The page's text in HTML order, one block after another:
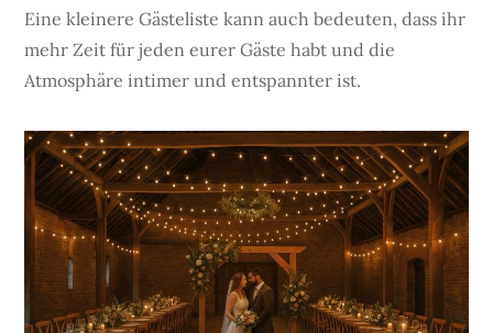
Eine kleinere Gästeliste kann auch bedeuten, dass ihr
mehr Zeit für jeden eurer Gäste habt und die
Atmosphäre intimer und entspannter ist.